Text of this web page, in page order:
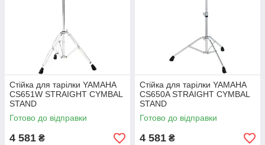
Стійка для тарілки YAMAHA
CS651W STRAIGHT CYMBAL
STAND
Готово до відправки
4 581 ₴
Стійка для тарілки YAMAHA
CS650A STRAIGHT CYMBAL
STAND
Готово до відправки
4 581 ₴